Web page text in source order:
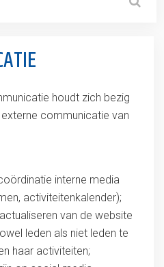
houdt zich bezig
communicatie van
interne media
activiteitenkalender);
van de website
leden als niet leden te
haar activiteiten;